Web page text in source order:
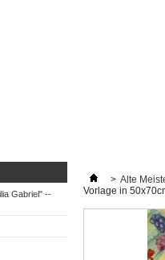
Gabriel" --
> Alte
Vorlage in